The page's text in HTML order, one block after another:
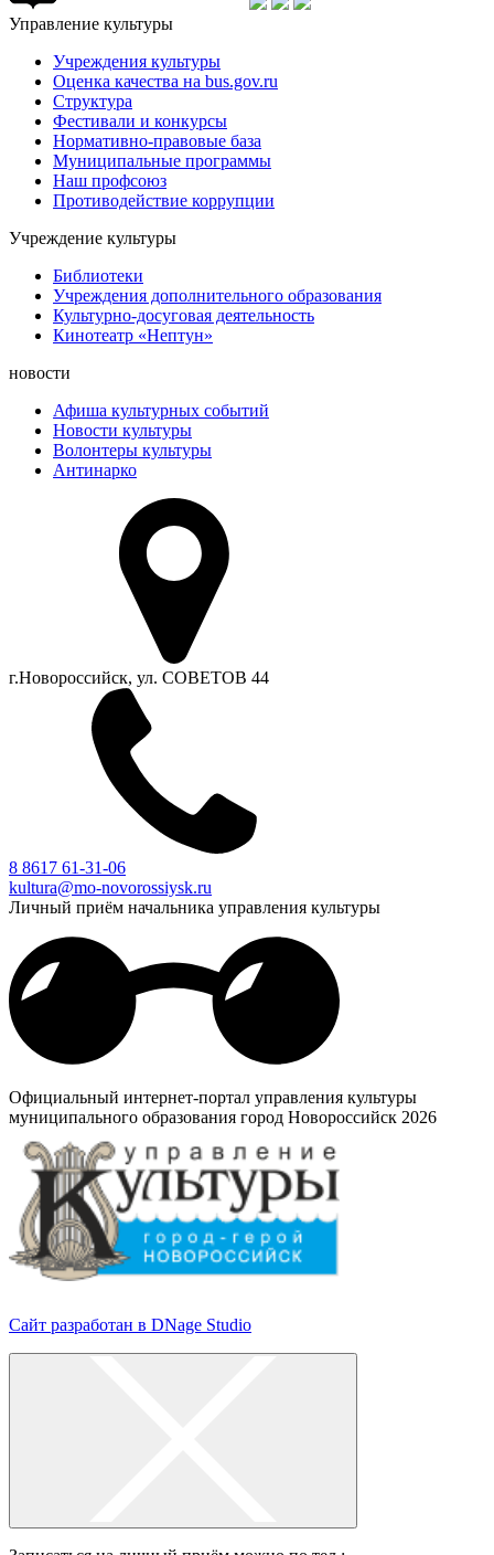
Управление культуры
Учреждения культуры
Оценка качества на bus.gov.ru
Структура
Фестивали и конкурсы
Нормативно-правовые база
Муниципальные программы
Наш профсоюз
Противодействие коррупции
Учреждение культуры
Библиотеки
Учреждения дополнительного образования
Культурно-досуговая деятельность
Кинотеатр «Нептун»
новости
Афиша культурных событий
Новости культуры
Волонтеры культуры
Антинарко
г.Новороссийск, ул. СОВЕТОВ 44
8 8617 61-31-06
kultura@mo-novorossiysk.ru
Личный приём начальника управления культуры
Официальный интернет-портал управления культуры
муниципального образования город Новороссийск 2026
Сайт разработан в DNage Studio